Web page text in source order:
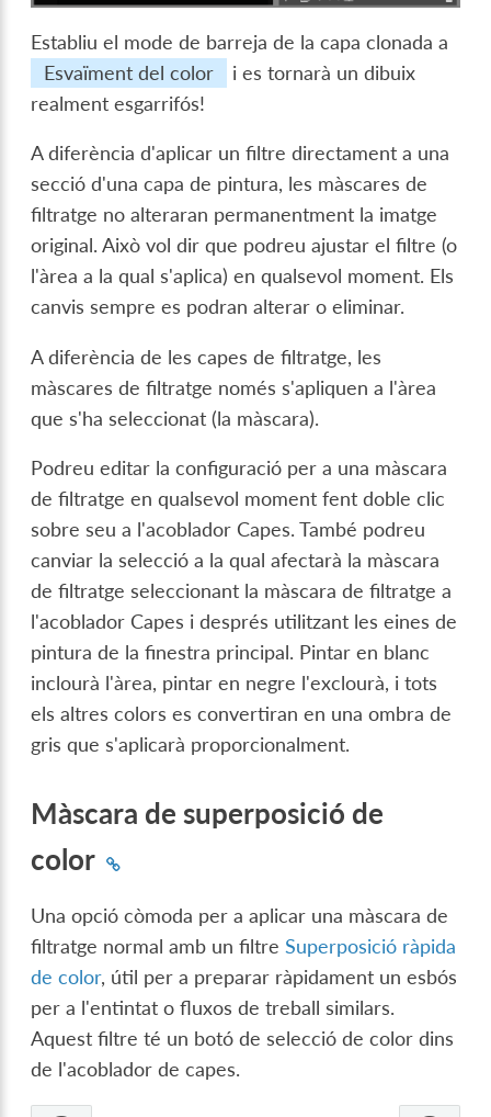
Establiu el mode de barreja de la capa clonada a
Esvaïment del color
i es tornarà un dibuix
realment esgarrifós!
A diferència d'aplicar un filtre directament a una
secció d'una capa de pintura, les màscares de
filtratge no alteraran permanentment la imatge
original. Això vol dir que podreu ajustar el filtre (o
l'àrea a la qual s'aplica) en qualsevol moment. Els
canvis sempre es podran alterar o eliminar.
A diferència de les capes de filtratge, les
màscares de filtratge només s'apliquen a l'àrea
que s'ha seleccionat (la màscara).
Podreu editar la configuració per a una màscara
de filtratge en qualsevol moment fent doble clic
sobre seu a l'acoblador Capes. També podreu
canviar la selecció a la qual afectarà la màscara
de filtratge seleccionant la màscara de filtratge a
l'acoblador Capes i després utilitzant les eines de
pintura de la finestra principal. Pintar en blanc
inclourà l'àrea, pintar en negre l'exclourà, i tots
els altres colors es convertiran en una ombra de
gris que s'aplicarà proporcionalment.
Màscara de superposició de
color
Una opció còmoda per a aplicar una màscara de
filtratge normal amb un filtreSuperposició ràpida
de color, útil per a preparar ràpidament un esbós
per a l'entintat o fluxos de treball similars.
Aquest filtre té un botó de selecció de color dins
de l'acoblador de capes.